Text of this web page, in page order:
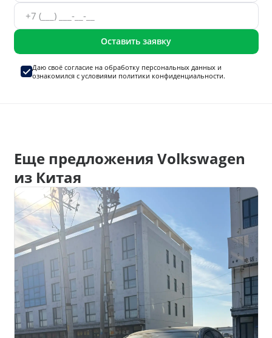
Оставить заявку
Даю своё согласие на обработку персональных данныхи
ознакомился с условиями политики конфиденциальности.
Еще предложения Volkswagen
из Китая